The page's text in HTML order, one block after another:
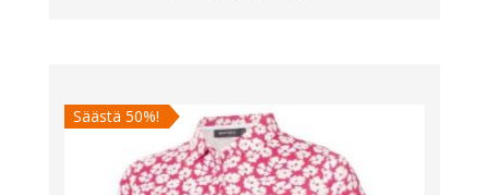
Säästä 50%!